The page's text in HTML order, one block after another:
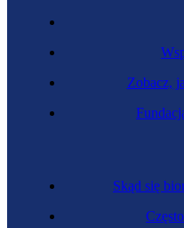
Skąd się
Zobacz,